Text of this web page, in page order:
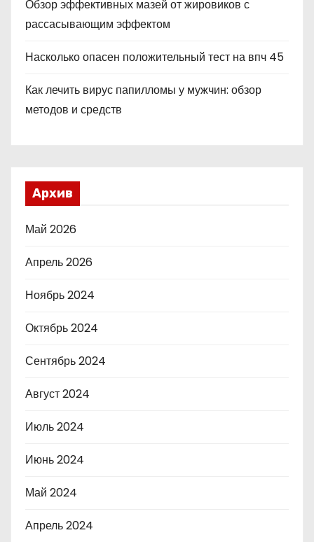
Обзор эффективных мазей от жировиков с
рассасывающим эффектом
Насколько опасен положительный тест на впч 45
Как лечить вирус папилломы у мужчин: обзор
методов и средств
Архив
Май 2026
Апрель 2026
Ноябрь 2024
Октябрь 2024
Сентябрь 2024
Август 2024
Июль 2024
Июнь 2024
Май 2024
Апрель 2024